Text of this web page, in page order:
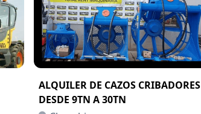
ALQUILER DE CAZOS CRIBADORES
DESDE 9TN A 30TN